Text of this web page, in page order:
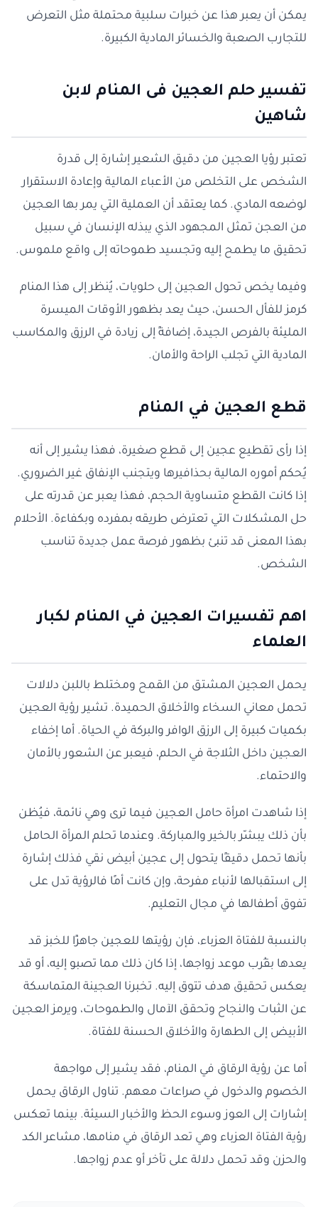
يمكن أن يعبر هذا عن خبرات سلبية محتملة مثل التعرض
للتجارب الصعبة والخسائر المادية الكبيرة.
تفسير حلم العجين فى المنام لابن
شاهين
تعتبر رؤيا العجين من دقيق الشعير إشارة إلى قدرة
الشخص على التخلص من الأعباء المالية وإعادة الاستقرار
لوضعه المادي. كما يعتقد أن العملية التي يمر بها العجين
من العجن تمثل المجهود الذي يبذله الإنسان في سبيل
تحقيق ما يطمح إليه وتجسيد طموحاته إلى واقع ملموس.
وفيما يخص تحول العجين إلى حلويات، يُنظر إلى هذا المنام
كرمز للفأل الحسن، حيث يعد بظهور الأوقات الميسرة
المليئة بالفرص الجيدة، إضافةً إلى زيادة في الرزق والمكاسب
المادية التي تجلب الراحة والأمان.
قطع العجين في المنام
إذا رأى تقطيع عجين إلى قطع صغيرة، فهذا يشير إلى أنه
يُحكم أموره المالية بحذافيرها ويتجنب الإنفاق غير الضروري.
إذا كانت القطع متساوية الحجم، فهذا يعبر عن قدرته على
حل المشكلات التي تعترض طريقه بمفرده وبكفاءة. الأحلام
بهذا المعنى قد تنبئ بظهور فرصة عمل جديدة تناسب
الشخص.
اهم تفسيرات العجين في المنام لكبار
العلماء
يحمل العجين المشتق من القمح ومختلط باللبن دلالات
تحمل معاني السخاء والأخلاق الحميدة. تشير رؤية العجين
بكميات كبيرة إلى الرزق الوافر والبركة في الحياة. أما إخفاء
العجين داخل الثلاجة في الحلم، فيعبر عن الشعور بالأمان
والاحتماء.
إذا شاهدت امرأة حامل العجين فيما ترى وهي نائمة، فيُظن
بأن ذلك يبشّر بالخير والمباركة. وعندما تحلم المرأة الحامل
بأنها تحمل دقيقًا يتحول إلى عجين أبيض نقي فذلك إشارة
إلى استقبالها لأنباء مفرحة، وإن كانت أمًا فالرؤية تدل على
تفوق أطفالها في مجال التعليم.
بالنسبة للفتاة العزباء، فإن رؤيتها للعجين جاهزًا للخبز قد
يعدها بقُرب موعد زواجها، إذا كان ذلك مما تصبو إليه، أو قد
يعكس تحقيق هدف تتوق إليه. تخبرنا العجينة المتماسكة
عن الثبات والنجاح وتحقق الآمال والطموحات، ويرمز العجين
الأبيض إلى الطهارة والأخلاق الحسنة للفتاة.
أما عن رؤية الرقاق في المنام، فقد يشير إلى مواجهة
الخصوم والدخول في صراعات معهم. تناول الرقاق يحمل
إشارات إلى العوز وسوء الحظ والأخبار السيئة. بينما تعكس
رؤية الفتاة العزباء وهي تعد الرقاق في منامها، مشاعر الكد
والحزن وقد تحمل دلالة على تأخر أو عدم زواجها.